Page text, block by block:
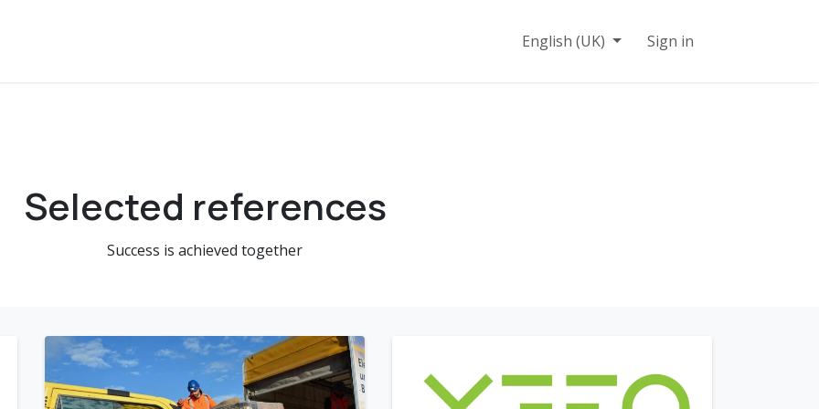
English (UK) Sign in
Selected references
Success is achieved together